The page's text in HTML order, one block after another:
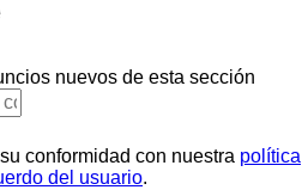
nuevos de esta sección
conformidad con nuestra política
del usuario.